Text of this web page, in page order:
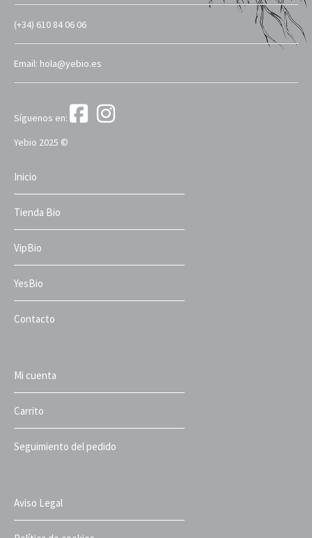
(+34) 610 84 06 06
Email: hola@yebio.es
Síguenos en:
Yebio 2025 ©
Inicio
Tienda Bio
VipBio
YesBio
Contacto
Mi cuenta
Carrito
Seguimiento del pedido
Aviso Legal